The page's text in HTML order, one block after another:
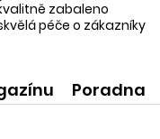
zabaleno
péče o zákazníky
Poradna